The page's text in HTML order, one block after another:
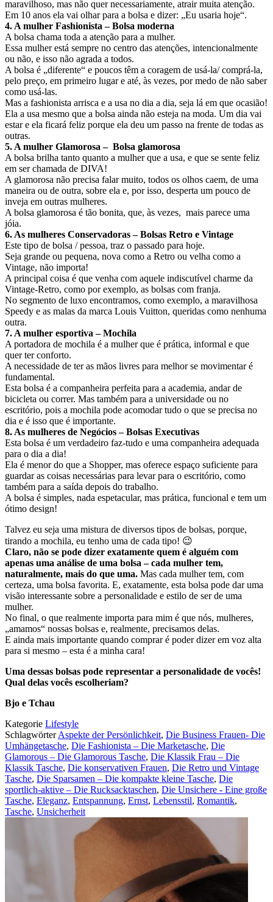
maravilhoso, mas não quer necessariamente, atrair muita atenção.
Em 10 anos ela vai olhar para a bolsa e dizer: „Eu usaria hoje“.
4. A mulher Fashionista – Bolsa moderna
A bolsa chama toda a atenção para a mulher.
Essa mulher está sempre no centro das atenções, intencionalmente
ou não, e isso não agrada a todos.
A bolsa é „diferente“ e poucos têm a coragem de usá-la/ comprá-la,
pelo preço, em primeiro lugar e até, às vezes, por medo de não saber
como usá-las.
Mas a fashionista arrisca e a usa no dia a dia, seja lá em que ocasião!
Ela a usa mesmo que a bolsa ainda não esteja na moda. Um dia vai
estar e ela ficará feliz porque ela deu um passo na frente de todas as
outras.
5. A mulher Glamorosa – Bolsa glamorosa
A bolsa brilha tanto quanto a mulher que a usa, e que se sente feliz
em ser chamada de DIVA!
A glamorosa não precisa falar muito, todos os olhos caem, de uma
maneira ou de outra, sobre ela e, por isso, desperta um pouco de
inveja em outras mulheres.
A bolsa glamorosa é tão bonita, que, às vezes, mais parece uma
jóia.
6. As mulheres Conservadoras – Bolsas Retro e Vintage
Este tipo de bolsa / pessoa, traz o passado para hoje.
Seja grande ou pequena, nova como a Retro ou velha como a
Vintage, não importa!
A principal coisa é que venha com aquele indiscutível charme da
Vintage-Retro, como por exemplo, as bolsas com franja.
No segmento de luxo encontramos, como exemplo, a maravilhosa
Speedy e as malas da marca Louis Vuitton, queridas como nenhuma
outra.
7. A mulher esportiva – Mochila
A portadora de mochila é a mulher que é prática, informal e que
quer ter conforto.
A necessidade de ter as mãos livres para melhor se movimentar é
fundamental.
Esta bolsa é a companheira perfeita para a academia, andar de
bicicleta ou correr. Mas também para a universidade ou no
escritório, pois a mochila pode acomodar tudo o que se precisa no
dia e é isso que é importante.
8. As mulheres de Negócios – Bolsas Executivas
Esta bolsa é um verdadeiro faz-tudo e uma companheira adequada
para o dia a dia!
Ela é menor do que a Shopper, mas oferece espaço suficiente para
guardar as coisas necessárias para levar para o escritório, como
também para a saída depois do trabalho.
A bolsa é simples, nada espetacular, mas prática, funcional e tem um
ótimo design!
Talvez eu seja uma mistura de diversos tipos de bolsas, porque,
tirando a mochila, eu tenho uma de cada tipo! 😉
Claro, não se pode dizer exatamente quem é alguém com
apenas uma análise de uma bolsa – cada mulher tem,
naturalmente, mais do que uma. Mas cada mulher tem, com
certeza, uma bolsa favorita. E, exatamente, esta bolsa pode dar uma
visão interessante sobre a personalidade e estilo de ser de uma
mulher.
No final, o que realmente importa para mim é que nós, mulheres,
„amamos“ nossas bolsas e, realmente, precisamos delas.
E ainda mais importante quando comprar é poder dizer em voz alta
para si mesmo – esta é a minha cara!
Uma dessas bolsas pode representar a personalidade de vocês!
Qual delas vocês escolheriam?
Bjo e Tchau
Kategorie Lifestyle
SchlagwörterAspekte der Persönlichkeit, Die Business Frauen- Die
Umhängetasche, Die Fashionista – Die Marketasche, Die
Glamorous – Die Glamorous Tasche, Die Klassik Frau – Die
Klassik Tasche, Die konservativen Frauen, Die Retro und Vintage
Tasche, Die Sparsamen – Die kompakte kleine Tasche, Die
sportlich-aktive – Die Rucksacktaschen, Die Unsichere - Eine große
Tasche, Eleganz, Entspannung, Ernst, Lebensstil, Romantik,
Tasche, Unsicherheit